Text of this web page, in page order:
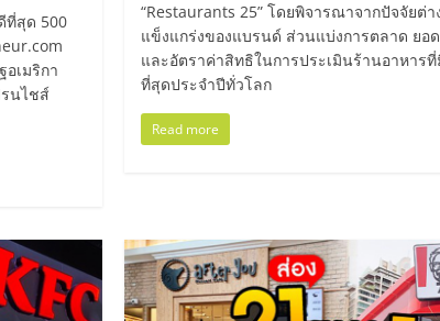
ที่สุด 500
เมริกา
นไชส์
“Restaurants 25” โดยพิจารณาจากปัจจัยต่
แข็งแกร่งของแบรนด์ ส่วนแบ่งการตลาด ยอ
และอัตราค่าสิทธิในการประเมินร้านอาหาร
ที่สุดประจำปีทั่วโลก
Read more